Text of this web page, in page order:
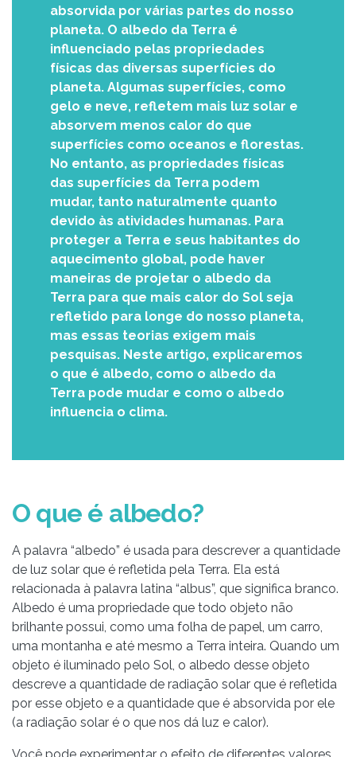
absorvida por várias partes do nosso
planeta. O albedo da Terra é
influenciado pelas propriedades
físicas das diversas superfícies do
planeta. Algumas superfícies, como
gelo e neve, refletem mais luz solar e
absorvem menos calor do que
superfícies como oceanos e florestas.
No entanto, as propriedades físicas
das superfícies da Terra podem
mudar, tanto naturalmente quanto
devido às atividades humanas. Para
proteger a Terra e seus habitantes do
aquecimento global, pode haver
maneiras de projetar o albedo da
Terra para que mais calor do Sol seja
refletido para longe do nosso planeta,
mas essas teorias exigem mais
pesquisas. Neste artigo, explicaremos
o que é albedo, como o albedo da
Terra pode mudar e como o albedo
influencia o clima.
O que é albedo?
A palavra “albedo” é usada para descrever a quantidade
de luz solar que é refletida pela Terra. Ela está
relacionada à palavra latina “albus”, que significa branco.
Albedo é uma propriedade que todo objeto não
brilhante possui, como uma folha de papel, um carro,
uma montanha e até mesmo a Terra inteira. Quando um
objeto é iluminado pelo Sol, o albedo desse objeto
descreve a quantidade de radiação solar que é refletida
por esse objeto e a quantidade que é absorvida por ele
(a radiação solar é o que nos dá luz e calor).